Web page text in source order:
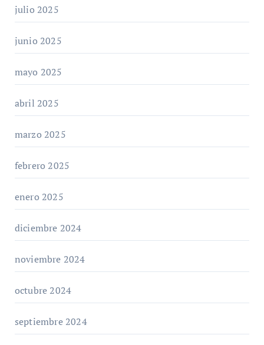
julio 2025
junio 2025
mayo 2025
abril 2025
marzo 2025
febrero 2025
enero 2025
diciembre 2024
noviembre 2024
octubre 2024
septiembre 2024